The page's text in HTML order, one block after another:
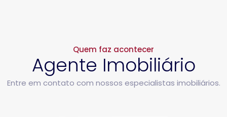
Quem faz acontecer
Agente Imobiliário
Entre em contato com nossos especialistas imobiliários.